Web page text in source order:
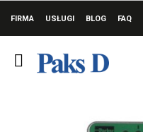
FIRMA USŁUGI BLOG FAQ